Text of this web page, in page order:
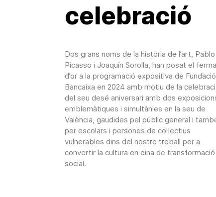
celebració
Dos grans noms de la història de l’art, Pablo
Picasso i Joaquín Sorolla, han posat el
d’or a la programació expositiva de Fundació
Bancaixa en 2024 amb motiu de la
del seu desé aniversari amb dos
emblemàtiques i simultànies en la seu de
València, gaudides pel públic general i
per escolars i persones de col·lectius
vulnerables dins del nostre treball per a
convertir la cultura en eina de transformació
social.